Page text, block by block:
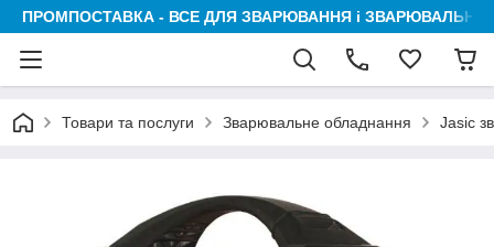
ПРОМПОСТАВКА - ВСЕ ДЛЯ ЗВАРЮВАННЯ і
Товари та послуги Зварювальне обладнання Jasic